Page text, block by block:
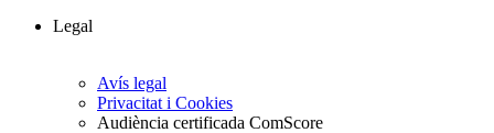
Legal
Avís legal
Privacitat i Cookies
Audiència certificada ComScore